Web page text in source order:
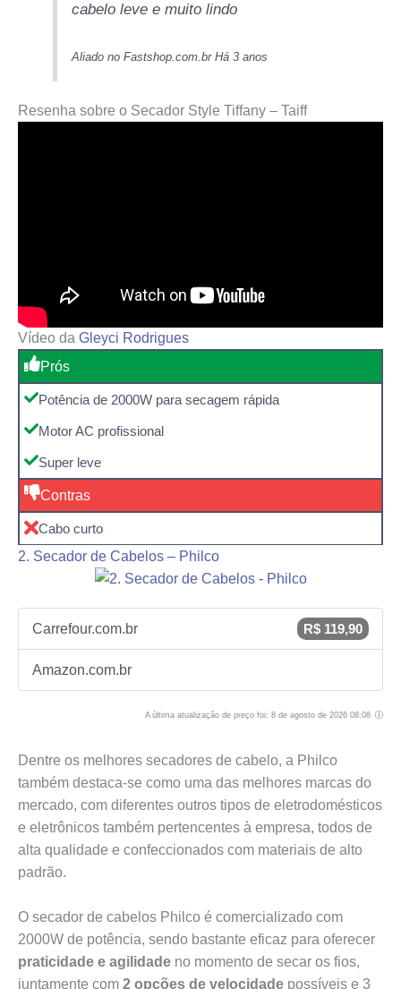
cabelo leve e muito lindo
Aliado no Fastshop.com.br Há 3 anos
Resenha sobre o Secador Style Tiffany – Taiff
Vídeo da Gleyci Rodrigues
Prós
Potência de 2000W para secagem rápida
Motor AC profissional
Super leve
Contras
Cabo curto
2. Secador de Cabelos – Philco
Carrefour.com.br R$ 119,90
Amazon.com.br
A última atualização de preço foi: 8 de agosto de 2026 08:08
Dentre os melhores secadores de cabelo, a Philco
também destaca-se como uma das melhores marcas do
mercado, com diferentes outros tipos de eletrodomésticos
e eletrônicos também pertencentes à empresa, todos de
alta qualidade e confeccionados com materiais de alto
padrão.
O secador de cabelos Philco é comercializado com
2000W de potência, sendo bastante eficaz para oferecer
praticidade e agilidade no momento de secar os fios,
juntamente com 2 opções de velocidade possíveis e 3